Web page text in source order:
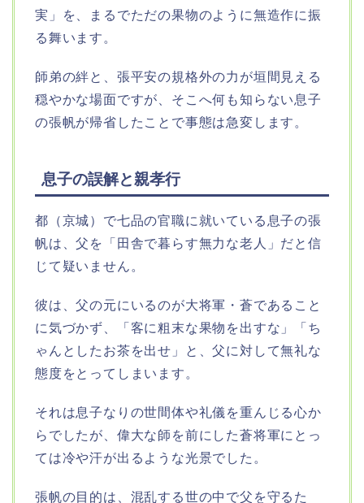
実」を、まるでただの果物のように無造作に振
る舞います。
師弟の絆と、張平安の規格外の力が垣間見える
穏やかな場面ですが、そこへ何も知らない息子
の張帆が帰省したことで事態は急変します。
息子の誤解と親孝行
都（京城）で七品の官職に就いている息子の張
帆は、父を「田舎で暮らす無力な老人」だと信
じて疑いません。
彼は、父の元にいるのが大将軍・蒼であること
に気づかず、「客に粗末な果物を出すな」「ち
ゃんとしたお茶を出せ」と、父に対して無礼な
態度をとってしまいます。
それは息子なりの世間体や礼儀を重んじる心か
らでしたが、偉大な師を前にした蒼将軍にとっ
ては冷や汗が出るような光景でした。
張帆の目的は、混乱する世の中で父を守るた